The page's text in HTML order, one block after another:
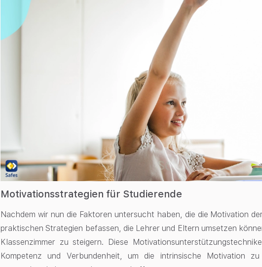
Motivationsstrategien für Studierende
Nachdem wir nun die Faktoren untersucht haben, die die Motivation
praktischen Strategien befassen, die Lehrer und Eltern umsetzen
Klassenzimmer zu steigern. Diese
Kompetenz und Verbundenheit, um die intrinsische Motivation